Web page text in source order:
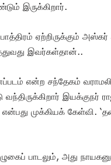
இருக்கிறார்.
ஏற்றிருக்கும் அஸ்கர்
இவர்கள்தான்..
என்ற சந்தேகம்
இயக்குநர்
முக்கியக் கேள்வி.
பாடலும், அது